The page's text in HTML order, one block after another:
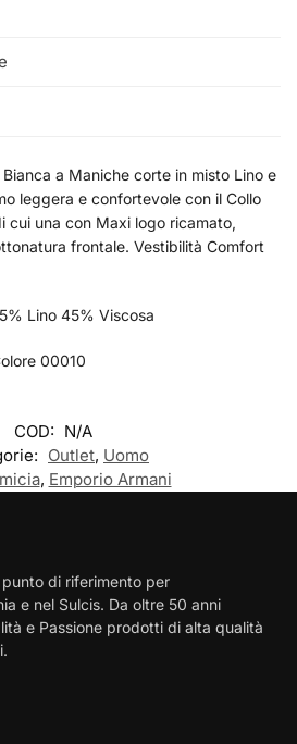
a Maniche corte in misto Lino e
leggera e confortevole con il Collo
cui una con Maxi logo ricamato,
frontale. Vestibilità Comfort
Lino 45% Viscosa
00010
COD: N/A
Outlet, Uomo
, Emporio Armani
di riferimento per
e nel Sulcis. Da oltre 50 anni
e Passione prodotti di alta qualità